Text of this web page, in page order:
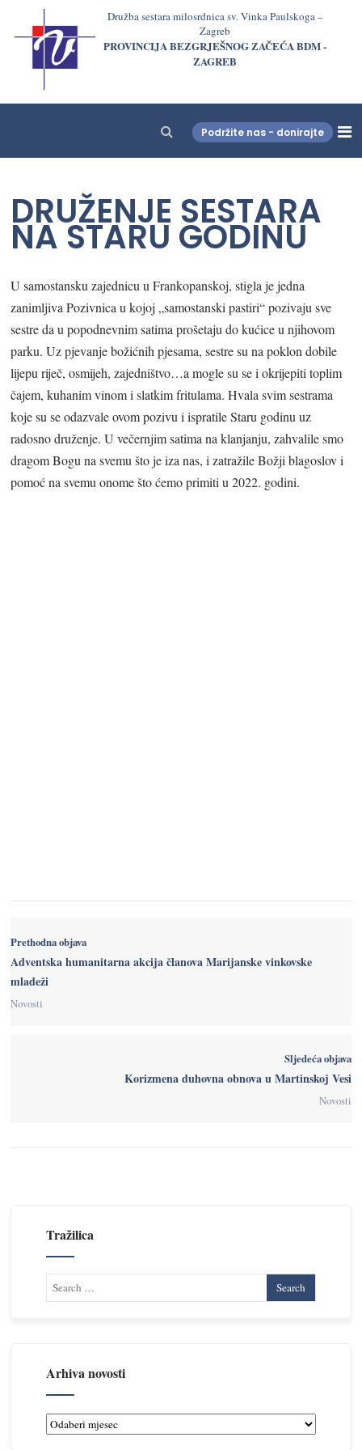
Družba sestara milosrdnica sv. Vinka Paulskoga –
Zagreb
PROVINCIJA BEZGRJEŠNOG ZAČEĆA BDM -
ZAGREB
Podržite nas - donirajte
DRUŽENJE SESTARA
NA STARU GODINU
U samostansku zajednicu u Frankopanskoj, stigla je jedna
zanimljiva Pozivnica u kojoj „samostanski pastiri“ pozivaju sve
sestre da u popodnevnim satima prošetaju do kućice u njihovom
parku. Uz pjevanje božićnih pjesama, sestre su na poklon dobile
lijepu riječ, osmijeh, zajedništvo…a mogle su se i okrijepiti toplim
čajem, kuhanim vinom i slatkim fritulama. Hvala svim sestrama
koje su se odazvale ovom pozivu i ispratile Staru godinu uz
radosno druženje. U večernjim satima na klanjanju, zahvalile smo
dragom Bogu na svemu što je iza nas, i zatražile Božji blagoslov i
pomoć na svemu onome što ćemo primiti u 2022. godini.
Prethodna objava
Adventska humanitarna akcija članova Marijanske vinkovske
mladeži
Novosti
Sljedeća objava
Korizmena duhovna obnova u Martinskoj Vesi
Novosti
Tražilica
Arhiva novosti
Arhiva